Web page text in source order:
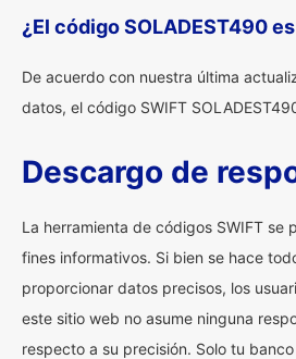
¿El código SOLADEST490
De acuerdo con nuestra última
datos, el código SWIFT
Descargo de
La herramienta de códigos SWIFT se
fines informativos. Si bien se hace
proporcionar datos precisos, los
este sitio web no asume ninguna
respecto a su precisión. Solo tu